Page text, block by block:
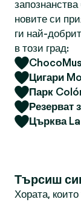
новите си
ги най-
в този град:
Цигари
Парк
Резерват
Църква
Търсиш
Хората,